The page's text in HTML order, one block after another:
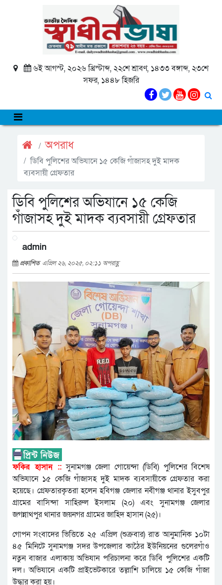
৬ই আগস্ট, ২০২৬ খ্রিস্টাব্দ, ২২শে শ্রাবণ, ১৪৩৩ বঙ্গাব্দ, ২৩শে
সফর, ১৪৪৮ হিজরি
অপরাধ
ডিবি পুলিশের অভিযানে ১৫ কেজি গাঁজাসহ দুই মাদক
ব্যবসায়ী গ্রেফতার
ডিবি পুলিশের অভিযানে ১৫ কেজি
গাঁজাসহ দুই মাদক ব্যবসায়ী গ্রেফতার
admin
প্রকাশিত এপ্রিল ২৬, ২০২৫, ০২:১১ অপরাহ্ণ
ফকির হাসান :: সুনামগঞ্জ জেলা গোয়েন্দা (ডিবি) পুলিশের বিশেষ
অভিযানে ১৫ কেজি গাঁজাসহ দুই মাদক ব্যবসায়ীকে গ্রেফতার করা
হয়েছে। গ্রেফতারকৃতরা হলেন হবিগঞ্জ জেলার নবীগঞ্জ থানার ইসুবপুর
গ্রামের বাসিন্দা সাহিরুল ইসলাম (২০) এবং সুনামগঞ্জ জেলার
জগন্নাথপুর থানার জয়নগর গ্রামের জাহিদ হাসান (২৫)।
গোপন সংবাদের ভিত্তিতে ২৫ এপ্রিল (শুক্রবার) রাত আনুমানিক ১০টা
৪৫ মিনিটে সুনামগঞ্জ সদর উপজেলার কাঠৈর ইউনিয়নের গুলেরগাঁও
নতুন বাজার এলাকায় অভিযান পরিচালনা করে ডিবি পুলিশের একটি
দল। অভিযানে একটি প্রাইভেটকারে তল্লাশি চালিয়ে ১৫ কেজি গাঁজা
উদ্ধার করা হয়।